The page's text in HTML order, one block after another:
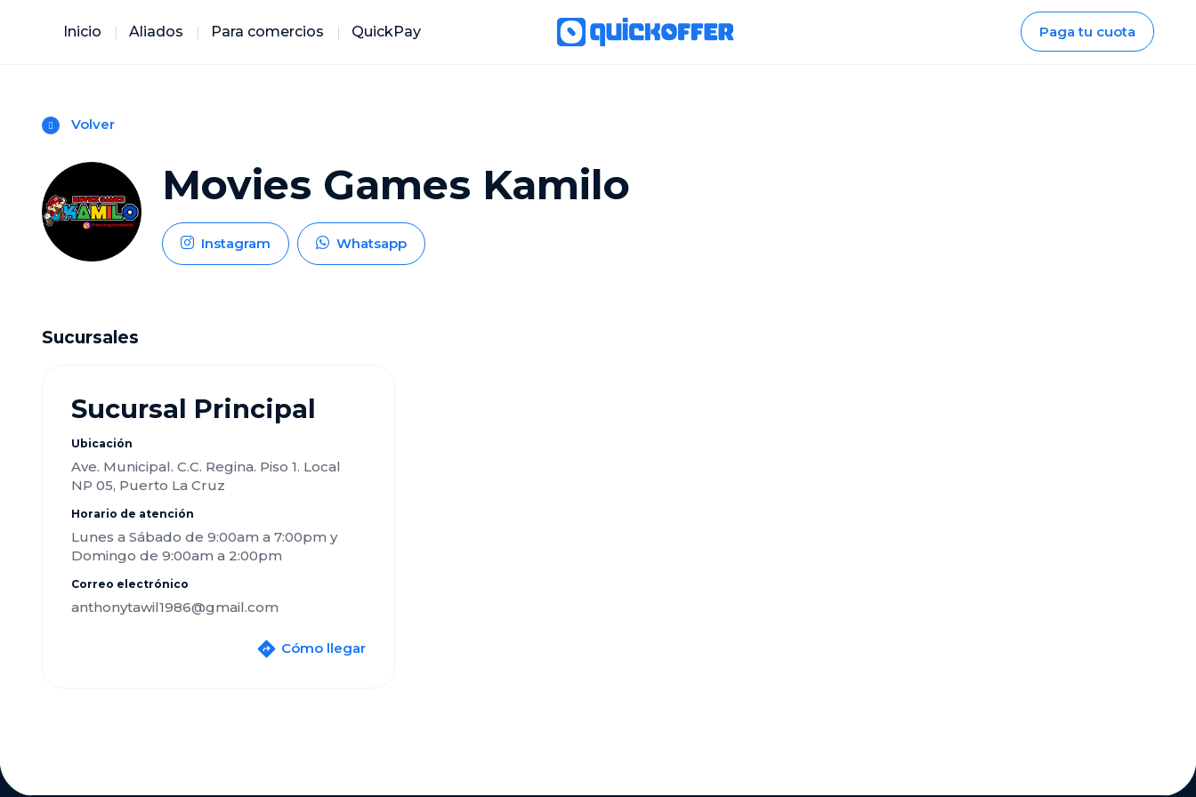
Inicio Aliados Para comercios QuickPay Paga tu cuota
Volver
Movies Games Kamilo
Instagram Whatsapp
Sucursales
Sucursal Principal
Ubicación
Ave. Municipal. C.C. Regina. Piso 1. Local
NP 05, Puerto La Cruz
Horario de atención
Lunes a Sábado de 9:00am a 7:00pm y
Domingo de 9:00am a 2:00pm
Correo electrónico
anthonytawil1986@gmail.com
Cómo llegar